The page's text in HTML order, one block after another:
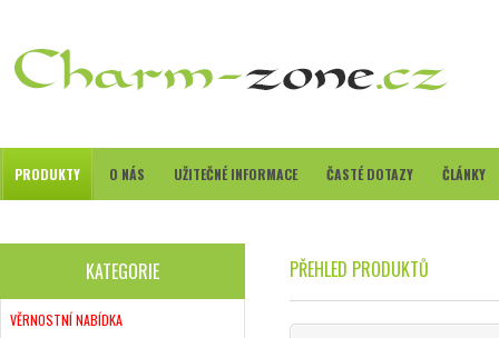
PRODUKTY O NÁS UŽITEČNÉ INFORMACE ČASTÉ DOTAZY ČLÁNKY
KATEGORIE
VĚRNOSTNÍ NABÍDKA
PŘEHLED PRODUKTŮ